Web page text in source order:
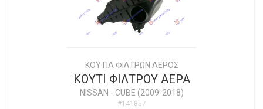
ΚΟΥΤΙΑ ΦΙΛΤΡΩΝ ΑΕΡΟΣ
ΚΟΥΤΙ ΦΙΛΤΡΟΥ ΑΕΡΑ
NISSAN - CUBE (2009-2018)
#141857